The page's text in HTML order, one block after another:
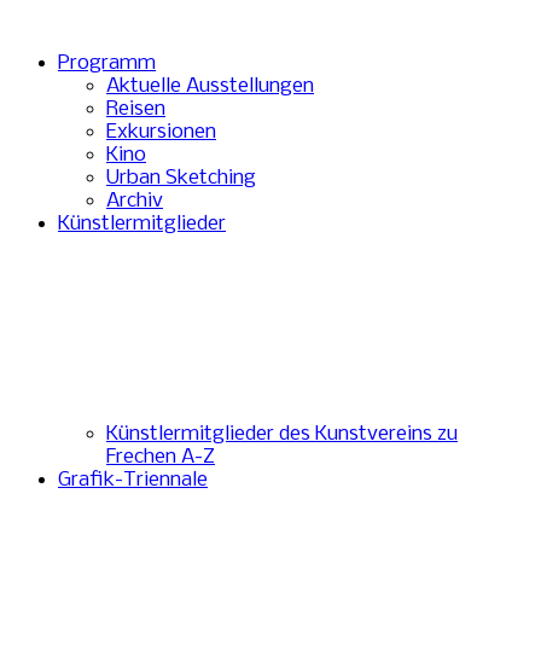
Programm
Aktuelle Ausstellungen
Reisen
Exkursionen
Kino
Urban Sketching
Archiv
Künstlermitglieder
Künstlermitglieder des Kunstvereins zu
Frechen A-Z
Grafik-Triennale